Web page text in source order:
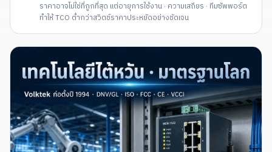
ราคาอาจไม่ใช่ที่ถูกที่สุด แต่อายุการใช้งาน · ความเสถียร · ทีมซัพพอร์ต
ทำให้ TCO ต่ำกว่าสวิตช์ราคาประหยัดอย่างชัดเจน